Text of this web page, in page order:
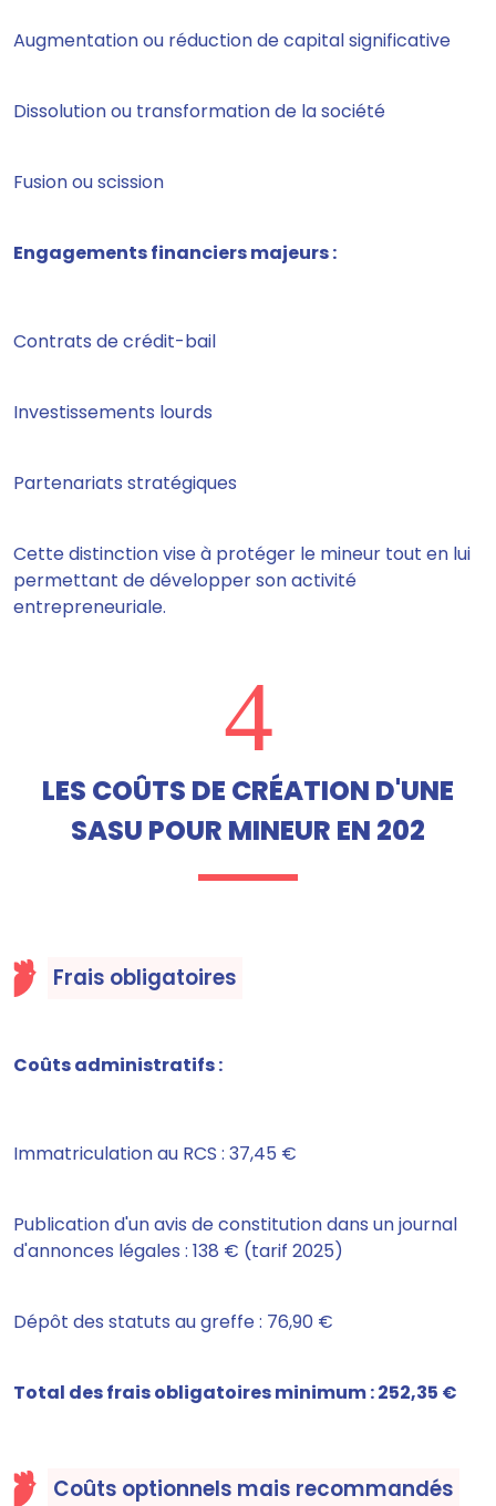
Augmentation ou réduction de capital significative
Dissolution ou transformation de la société
Fusion ou scission
Engagements financiers majeurs :
Contrats de crédit-bail
Investissements lourds
Partenariats stratégiques
Cette distinction vise à protéger le mineur tout en lui
permettant de développer son activité
entrepreneuriale.
4
LES COÛTS DE CRÉATION D'UNE
SASU POUR MINEUR EN 202
Frais obligatoires
Coûts administratifs :
Immatriculation au RCS : 37,45 €
Publication d'un avis de constitution dans un journal
d'annonces légales : 138 € (tarif 2025)
Dépôt des statuts au greffe : 76,90 €
Total des frais obligatoires minimum : 252,35 €
Coûts optionnels mais recommandés